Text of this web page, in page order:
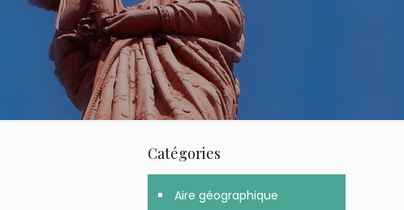
Catégories
Aire géographique